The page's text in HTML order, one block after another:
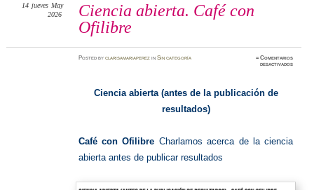
Ciencia abierta. Café con
Ofilibre
14 jueves May
2026
Postedbyclarisamariaperez inSin categoría ≈Comentarios
desactivadosen
Ciencia abierta (antes de la publicación de
resultados)
Café con Ofilibre Charlamos acerca de la ciencia
abierta antes de publicar resultados